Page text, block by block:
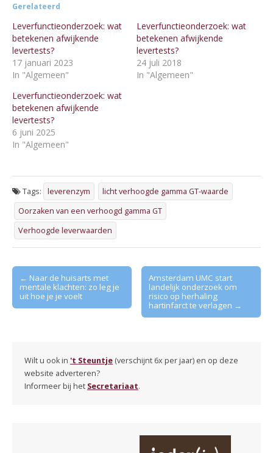
Gerelateerd
Leverfunctieonderzoek: wat
betekenen afwijkende
levertests?
17 januari 2023
In "Algemeen"
Leverfunctieonderzoek: wat
betekenen afwijkende
levertests?
24 juli 2018
In "Algemeen"
Leverfunctieonderzoek: wat
betekenen afwijkende
levertests?
6 juni 2025
In "Algemeen"
Tags: leverenzym
licht verhoogde gamma GT-waarde
Oorzaken van een verhoogd gamma GT
Verhoogde leverwaarden
Post
navigation
← Naar de huisarts met
mentale klachten: zo leg je
uit hoe je je voelt
Amsterdam UMC start
landelijk onderzoek om
risico op herhaling
hartinfarct te verlagen →
Wilt u ook in 't Steuntje (verschijnt 6x per jaar) en op deze
website adverteren?
Informeer bij het Secretariaat.